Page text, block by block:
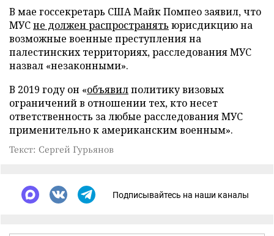
В мае госсекретарь США Майк Помпео заявил, что
МУСне должен распространять юрисдикцию на
возможные военные преступления на
палестинских территориях, расследования МУС
назвал «незаконными».
В 2019 году он «объявилполитику визовых
ограничений в отношении тех, кто несет
ответственность за любые расследования МУС
применительно к американским военным».
Текст: Сергей Гурьянов
Подписывайтесь на наши каналы